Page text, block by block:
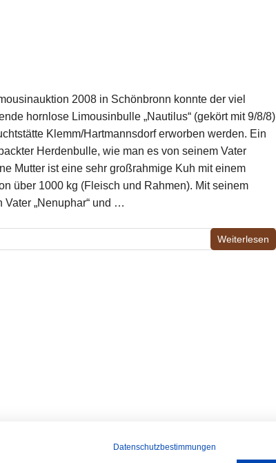
2008 in Schönbronn konnte der viel
hornlose Limousinbulle „Nautilus“ (gekört mit 9/8/8)
Klemm/Hartmannsdorf erworben werden. Ein
Herdenbulle, wie man es von seinem Vater
Mutter ist eine sehr großrahmige Kuh mit einem
über 1000 kg (Fleisch und Rahmen). Mit seinem
Vater „Nenuphar“ und …
Weiterlesen
Datenschutzbestimmungen